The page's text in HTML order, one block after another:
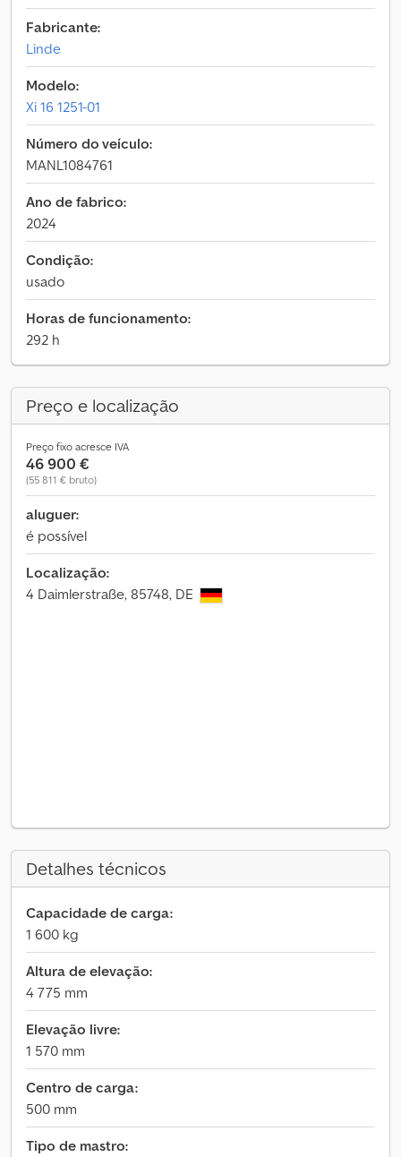
Fabricante:
Linde
Modelo:
Xi 16 1251-01
Número do veículo:
MANL1084761
Ano de fabrico:
2024
Condição:
usado
Horas de funcionamento:
292 h
Preço e localização
Preço fixo acresce IVA
46 900 €
(55 811 € bruto)
aluguer:
é possível
Localização:
4 Daimlerstraße, 85748, DE
Detalhes técnicos
Capacidade de carga:
1 600 kg
Altura de elevação:
4 775 mm
Elevação livre:
1 570 mm
Centro de carga:
500 mm
Tipo de mastro: